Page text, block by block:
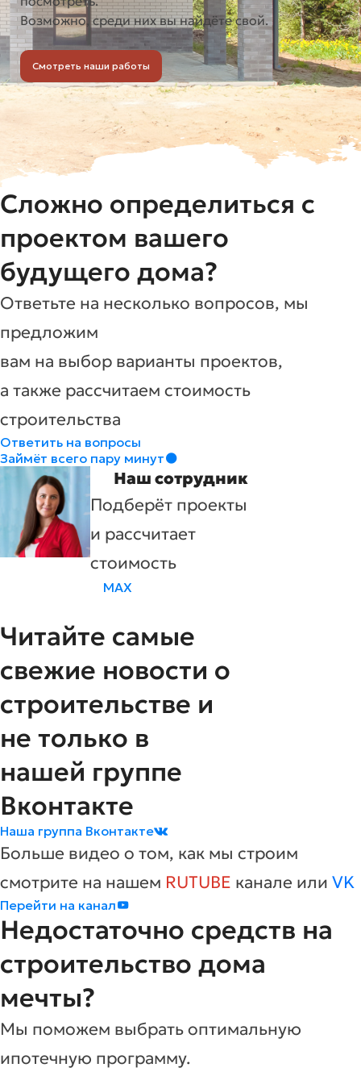
Возможно, среди них вы найдёте свой.
Смотреть наши работы
Сложно определиться с
проектом вашего
будущего дома?
Ответьте на несколько вопросов, мы
предложим
вам на выбор варианты проектов,
а также рассчитаем стоимость
строительства
Ответить на вопросы
Займёт всего пару минут
Наш сотрудник
Подберёт проекты
и рассчитает
стоимость
MAX
Читайте самые
свежие новости о
строительстве и
не только в
нашей группе
Вконтакте
Наша группа Вконтакте
Больше видео о том, как мы строим
смотрите на нашем RUTUBE канале или VK
Перейти на канал
Недостаточно средств на
строительство дома
мечты?
Мы поможем выбрать оптимальную
ипотечную программу.